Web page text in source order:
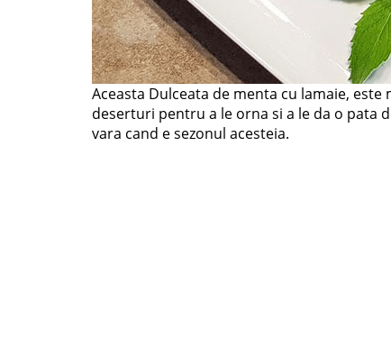
Aceasta Dulceata de menta cu lamaie,
deserturi pentru a le orna si a le da o pata
vara cand e sezonul acesteia.